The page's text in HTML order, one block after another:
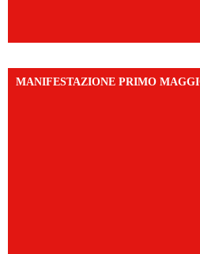
MANIFESTAZIONE PRIMO